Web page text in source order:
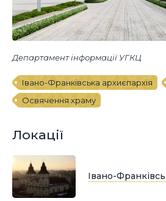
Департамент інформації УГКЦ
Івано-Франківська архиєпархія
Освячення храму
Локації
Івано-